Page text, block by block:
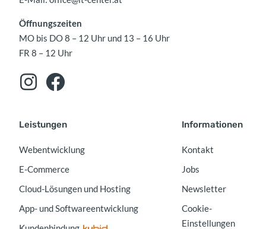
Öffnungszeiten
MO bis DO 8 – 12 Uhr und 13 – 16 Uhr
FR 8 – 12 Uhr
Leistungen
Webentwicklung
E-Commerce
Cloud-Lösungen und Hosting
App- und Softwareentwicklung
Informationen
Kontakt
Jobs
Newsletter
Cookie-
Einstellungen